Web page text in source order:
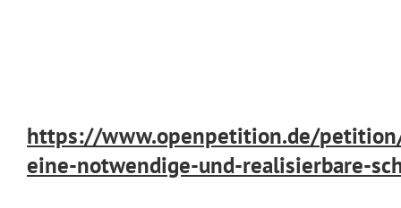
https://www.openpetition.de/
eine-notwendige-und-realisierbare-